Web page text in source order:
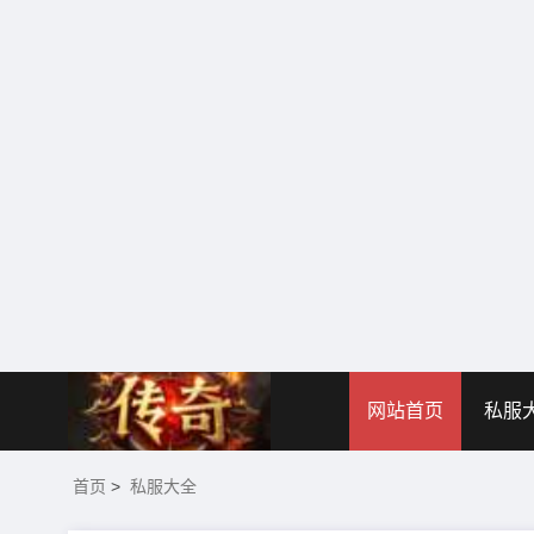
网站首页 私服
首页 > 私服大全